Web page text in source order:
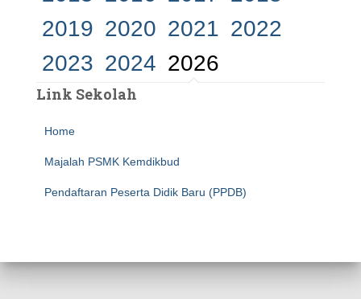
2019 2020 2021 2022
2023 2024 2026
Link Sekolah
Home
Majalah PSMK Kemdikbud
Pendaftaran Peserta Didik Baru (PPDB)